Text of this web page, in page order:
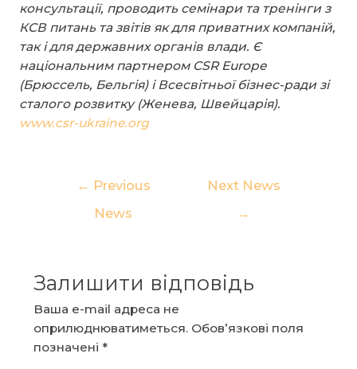
консультації, проводить семінари та тренінги з
КСВ питань та звітів як для приватних компаній,
так і для державних органів влади. Є
національним партнером CSR Europe
(Брюссель, Бельгія) і Всесвітньої бізнес-ради зі
сталого розвитку (Женева, Швейцарія).
www.csr-ukraine.org
Навігація
← Previous
News
Next News
→
Залишити відповідь
Ваша e-mail адреса не
оприлюднюватиметься. Обов’язкові поля
позначені *